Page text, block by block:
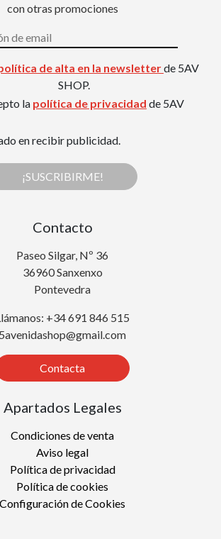
con otras promociones
de alta en la newsletterde 5AV
SHOP.
la política de privacidad de 5AV
en recibir publicidad.
¡SUSCRIBIRME!
Contacto
Paseo Silgar, Nº 36
36960 Sanxenxo
Pontevedra
+34 691 846 515
5avenidashop@gmail.com
Contacta
Apartados Legales
Condiciones de venta
Aviso legal
Política de privacidad
Política de cookies
Configuración de Cookies